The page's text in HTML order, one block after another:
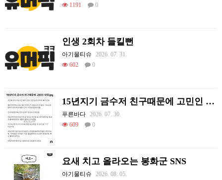
1191
0
인생 2회차 들킬뻔
아기물티슈
2026. 07. 31.
602
0
15년지기 금수저 친구때문에 고민인 사람
푸른바다
2026. 07. 30.
609
0
요새 치고 올라오는 봉화군 SNS
아기물티슈
2026. 08. 05.